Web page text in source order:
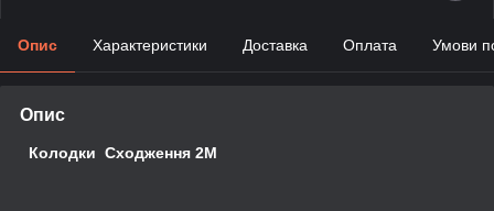
Опис Характеристики Доставка Оплата Умови
Опис
Колодки Сходження 2М